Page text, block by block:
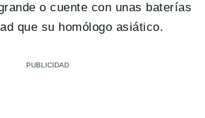
o cuente con unas baterías
que su homólogo asiático.